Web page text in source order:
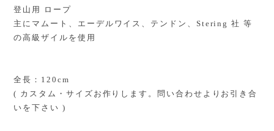
登山用 ロープ
主にマムート、エーデルワイス、テンドン、Stering 社 等
の高級ザイルを使用
全長：120cm
( カスタム・サイズお作りします。問い合わせよりお引き合
いを下さい )